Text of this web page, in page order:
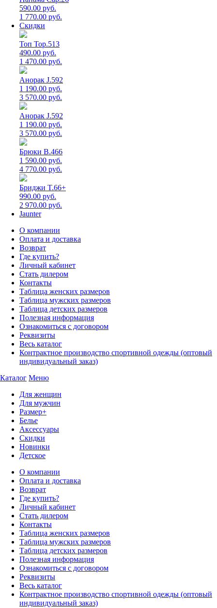
590.00 руб.
1 770.00 руб.
Скидки
Топ Top.513
490.00 руб.
1 470.00 руб.
Анорак J.592
1 190.00 руб.
3 570.00 руб.
Анорак J.592
1 190.00 руб.
3 570.00 руб.
Брюки B.466
1 590.00 руб.
4 770.00 руб.
Бриджи T.66+
990.00 руб.
2 970.00 руб.
Jaunter
О компании
Оплата и доставка
Возврат
Где купить?
Личный кабинет
Стать дилером
Контакты
Таблица женских размеров
Таблица мужских размеров
Таблица детских размеров
Полезная информация
Ознакомиться с договором
Реквизиты
Весь каталог
Контрактное производство спортивной одежды (оптовый
индивидуальный заказ)
Каталог Меню
Для женщин
Для мужчин
Размер+
Белье
Аксессуары
Скидки
Новинки
Детское
О компании
Оплата и доставка
Возврат
Где купить?
Личный кабинет
Стать дилером
Контакты
Таблица женских размеров
Таблица мужских размеров
Таблица детских размеров
Полезная информация
Ознакомиться с договором
Реквизиты
Весь каталог
Контрактное производство спортивной одежды (оптовый
индивидуальный заказ)